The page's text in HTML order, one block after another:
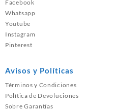
Facebook
Whatsapp
Youtube
Instagram
Pinterest
Avisos y Políticas
Términos y Condiciones
Política de Devoluciones
Sobre Garantías